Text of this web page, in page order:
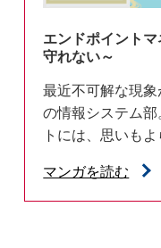
エンドポイント
守れない～
最近不可解な現
の情報システム
トには、思いも
マンガを読む